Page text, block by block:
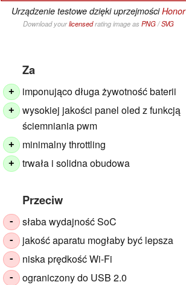
Urządzenie testowe dzięki uprzejmościHonor
Download yourlicensedrating image as PNG/SVG
Za
+ imponująco długa żywotność baterii
+
wysokiej jakości panel oled z funkcją
ściemniania pwm
+ minimalny throttling
+ trwała i solidna obudowa
Przeciw
- słaba wydajność SoC
- jakość aparatu mogłaby być lepsza
- niska prędkość Wi-Fi
- ograniczony do USB 2.0